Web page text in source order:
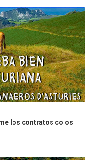
los contratos colos